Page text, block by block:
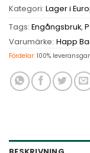
Kategori: Lager i
Tags: Engångsbruk,
Varumärke: Happ
Fördelar: 100%